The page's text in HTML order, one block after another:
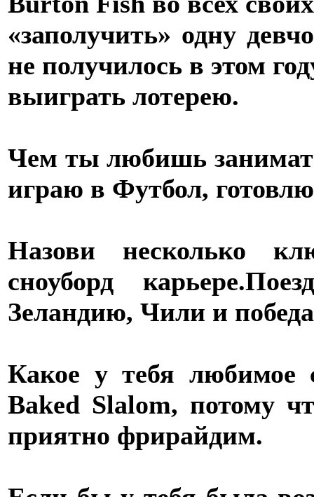
«заполучить» одну
не получилось в этом
выиграть лотерею.
Чем ты любишь
играю в Футбол,
Назови несколько
сноуборд карьере.
Зеландию, Чили и
Какое у тебя любимое
Baked Slalom, потому
приятно фрирайдим.